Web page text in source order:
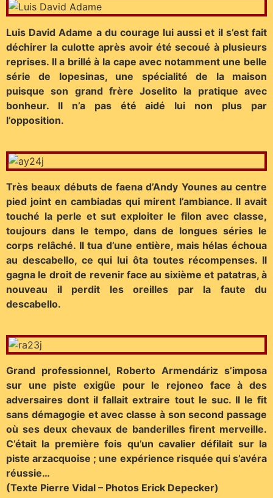
Luis David Adame a du courage lui aussi et il s’est fait
déchirer la culotte après avoir été secoué à plusieurs
reprises. Il a brillé à la cape avec notamment une belle
série de lopesinas, une spécialité de la maison
puisque son grand frère Joselito la pratique avec
bonheur. Il n’a pas été aidé lui non plus par
l’opposition.
Très beaux débuts de faena d’Andy Younes au centre
pied joint en cambiadas qui mirent l’ambiance. Il avait
touché la perle et sut exploiter le filon avec classe,
toujours dans le tempo, dans de longues séries le
corps relâché. Il tua d’une entière, mais hélas échoua
au descabello, ce qui lui ôta toutes récompenses. Il
gagna le droit de revenir face au sixième et patatras, à
nouveau il perdit les oreilles par la faute du
descabello.
Grand professionnel, Roberto Armendáriz s’imposa
sur une piste exigüe pour le rejoneo face à des
adversaires dont il fallait extraire tout le suc. Il le fit
sans démagogie et avec classe à son second passage
où ses deux chevaux de banderilles firent merveille.
C’était la première fois qu’un cavalier défilait sur la
piste arzacquoise ; une expérience risquée qui s’avéra
réussie…
(Texte Pierre Vidal – Photos Erick Depecker)